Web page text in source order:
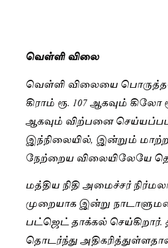
வெள்ளி விலை
வெள்ளி விலையை
கிராம் ரூ. 107 ஆகவும் கிலோ
ஆகவும் விற்பனை
இந்நிலையில், இன்றும்
நேற்றைய விலையிலேயே
மத்திய நிதி அமைச்சர்
முறையாக இன்று
பட்ஜெட் தாக்கல்
தொடர்ந்து